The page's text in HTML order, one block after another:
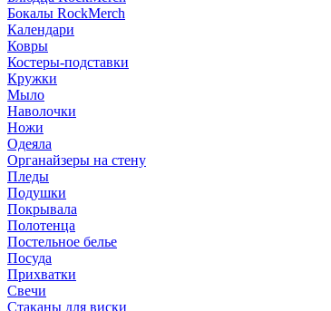
Бокалы RockMerch
Календари
Ковры
Костеры-подставки
Кружки
Мыло
Наволочки
Ножи
Одеяла
Органайзеры на стену
Пледы
Подушки
Покрывала
Полотенца
Постельное белье
Посуда
Прихватки
Свечи
Стаканы для виски